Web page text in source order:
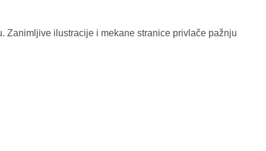
Zanimljive ilustracije i mekane stranice privlače pažnju